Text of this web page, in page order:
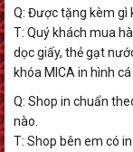
Q: Được tặng kèm gì
T: Quý khách mua
dọc giấy, thẻ gạt
khóa MICA in hình
Q: Shop in chuẩn
nào.
T: Shop bên em có